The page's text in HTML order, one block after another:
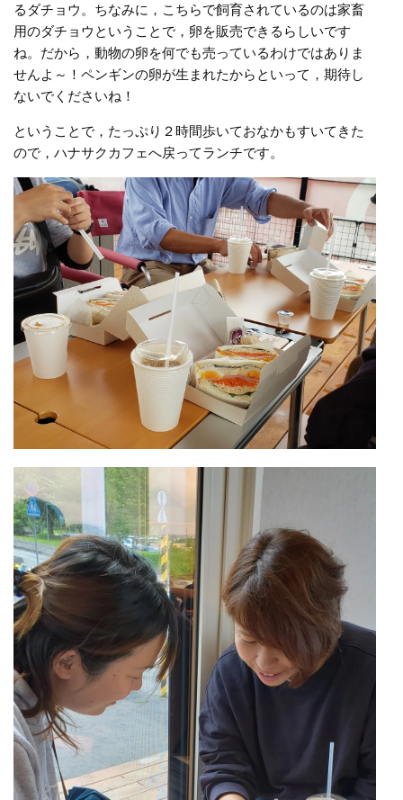
るダチョウ。ちなみに，こちらで飼育されているのは家畜
用のダチョウということで，卵を販売できるらしいです
ね。だから，動物の卵を何でも売っているわけではありま
せんよ～！ペンギンの卵が生まれたからといって，期待し
ないでくださいね！
ということで，たっぷり２時間歩いておなかもすいてきた
ので，ハナサクカフェへ戻ってランチです。